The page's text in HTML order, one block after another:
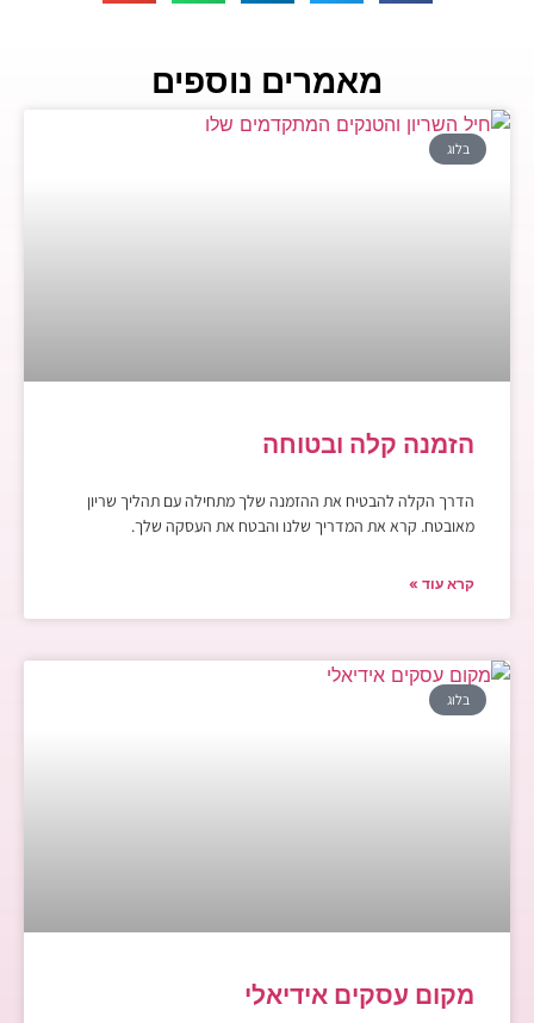
מאמרים נוספים
בלוג
הזמנה קלה ובטוחה
הדרך הקלה להבטיח את ההזמנה שלך מתחילה עם תהליך שריון
מאובטח. קרא את המדריך שלנו והבטח את העסקה שלך.
קרא עוד »
בלוג
מקום עסקים אידיאלי